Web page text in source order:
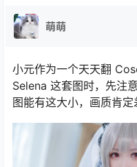
萌萌
小元作为一个天天翻
Selena 这套图时，先注
图能有这大小，画质肯定